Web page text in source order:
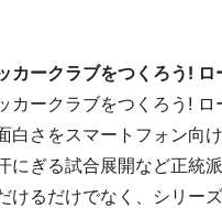
カークラブをつくろう!
カークラブをつくろう!
白さをスマートフォン向
にぎる試合展開など正統
けるだけでなく、シリー